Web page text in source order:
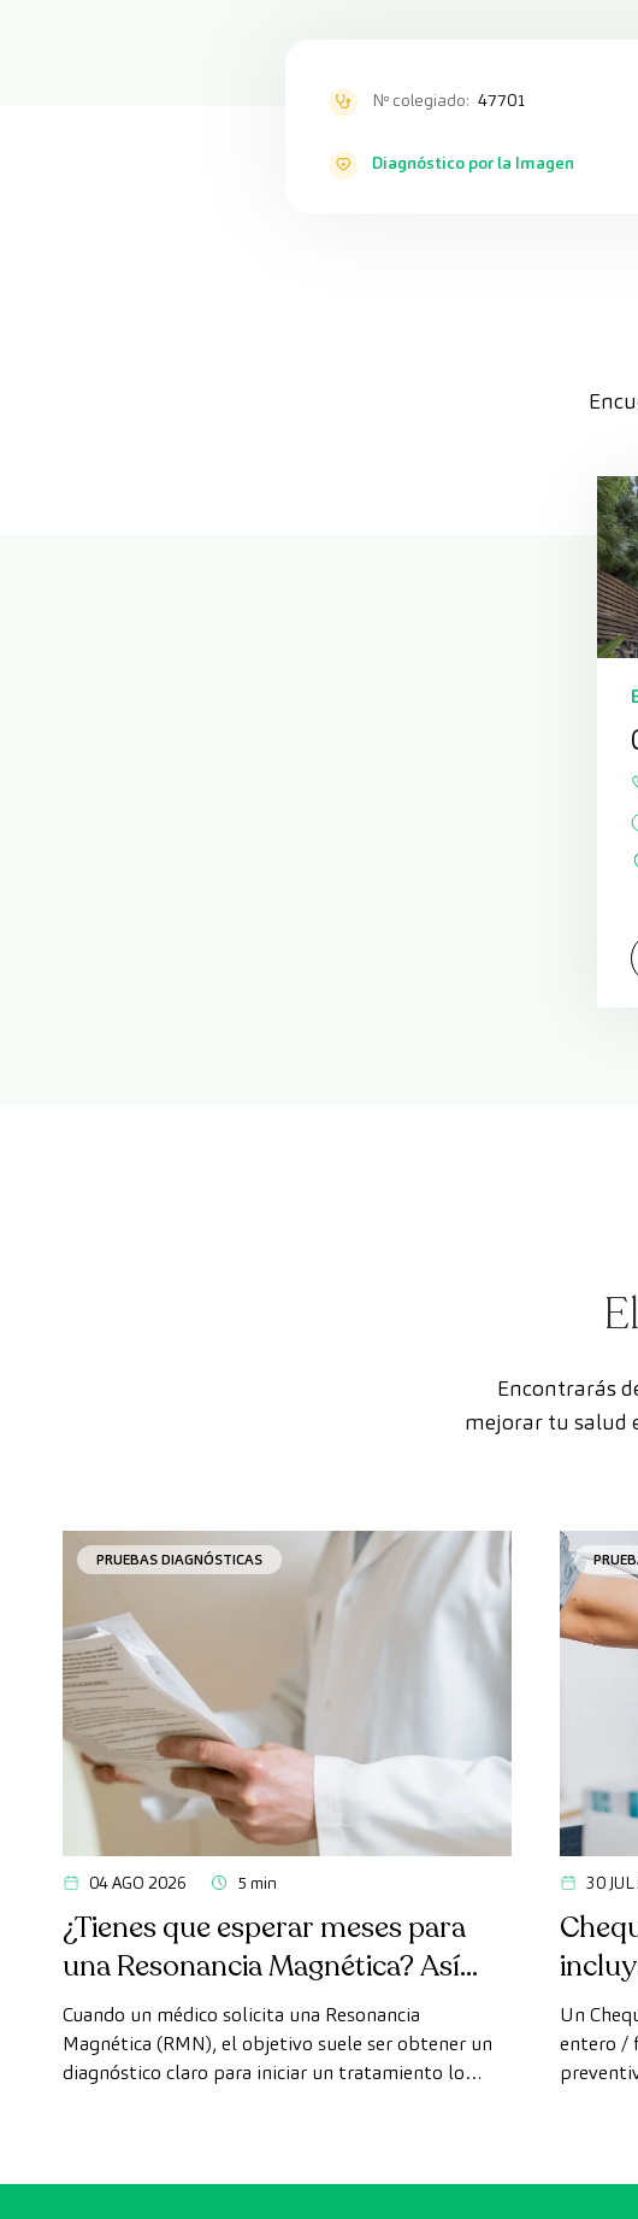
Nº colegiado: 47701
Diagnóstico por la Imagen
Encontrarás
mejorar tu salud
PRUEBAS DIAGNÓSTICAS
04 AGO 2026 5 min
¿Tienes que esperar meses para
una Resonancia Magnética? Así
puedes realizarte la prueba de
forma rápida como paciente
privado
Cuando un médico solicita una Resonancia
Magnética (RMN), el objetivo suele ser obtener un
diagnóstico claro para iniciar un tratamiento lo
30
Un
entero /